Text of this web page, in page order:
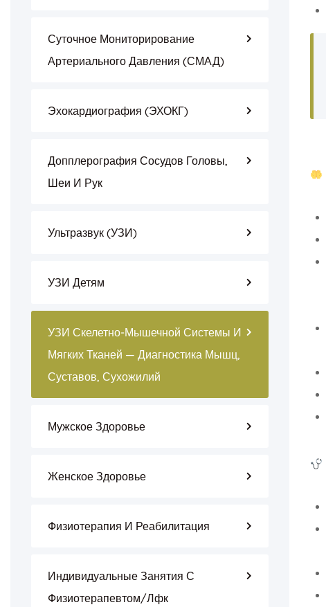
Суточное Мониторирование
Артериального Давления (СМАД)
Эхокардиография (ЭХОКГ)
Допплерография Сосудов Головы,
Шеи И Рук
Ультразвук (УЗИ)
УЗИ Детям
УЗИ Скелетно-Мышечной Системы И
Мягких Тканей — Диагностика Мышц,
Суставов, Сухожилий
Мужское Здоровье
Женское Здоровье
Физиотерапия И Реабилитация
Индивидуальные Занятия С
Физиотерапевтом/лфк